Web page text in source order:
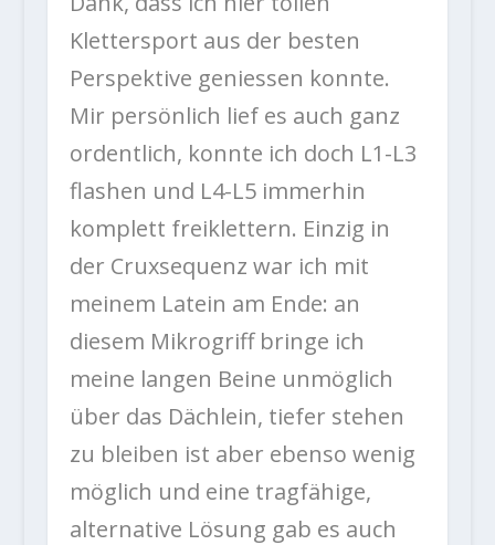
Klettersport aus der besten
Perspektive geniessen konnte.
Mir persönlich lief es auch ganz
ordentlich, konnte ich doch L1-L3
flashen und L4-L5 immerhin
komplett freiklettern. Einzig in
der Cruxsequenz war ich mit
meinem Latein am Ende: an
diesem Mikrogriff bringe ich
meine langen Beine unmöglich
über das Dächlein, tiefer stehen
zu bleiben ist aber ebenso wenig
möglich und eine tragfähige,
alternative Lösung gab es auch